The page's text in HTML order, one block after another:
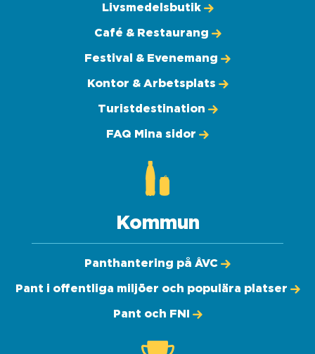
Livsmedelsbutik
Café & Restaurang
Festival & Evenemang
Kontor & Arbetsplats
Turistdestination
FAQ Mina sidor
Kommun
Panthantering på ÅVC
Pant i offentliga miljöer och populära platser
Pant och FNI